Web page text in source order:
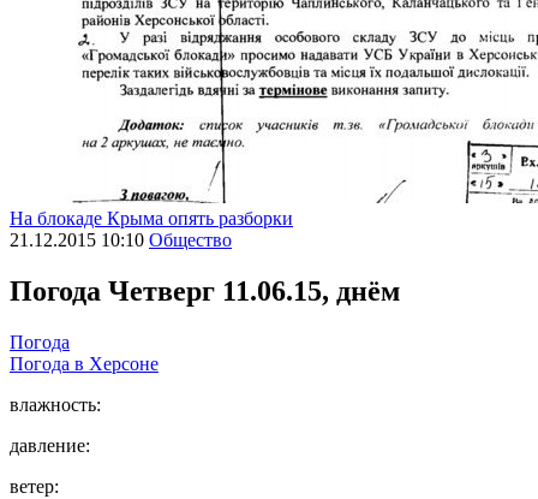
На блокаде Крыма опять разборки
21.12.2015 10:10 Общество
Погода Четверг 11.06.15, днём
Погода
Погода в Херсоне
влажность:
давление:
ветер: